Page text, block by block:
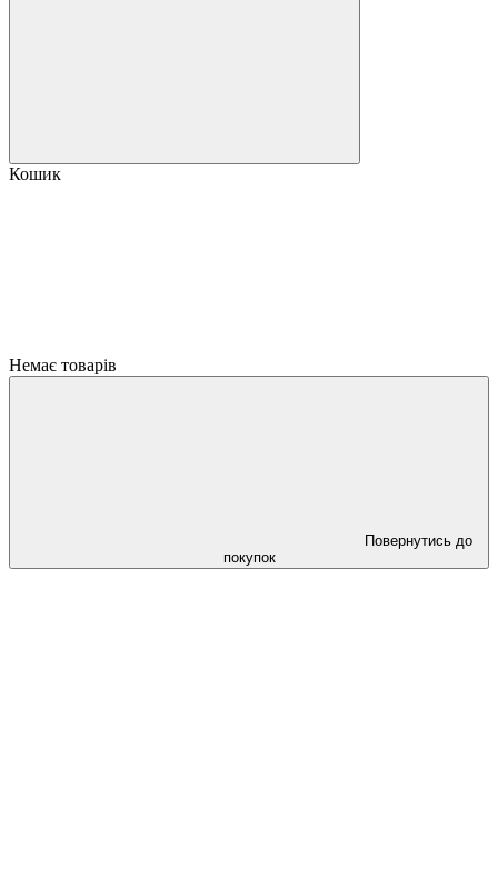
Кошик
Немає товарів
Повернутись до
покупок